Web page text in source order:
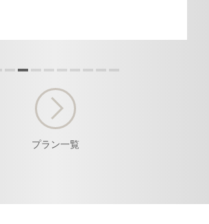
プラン一覧